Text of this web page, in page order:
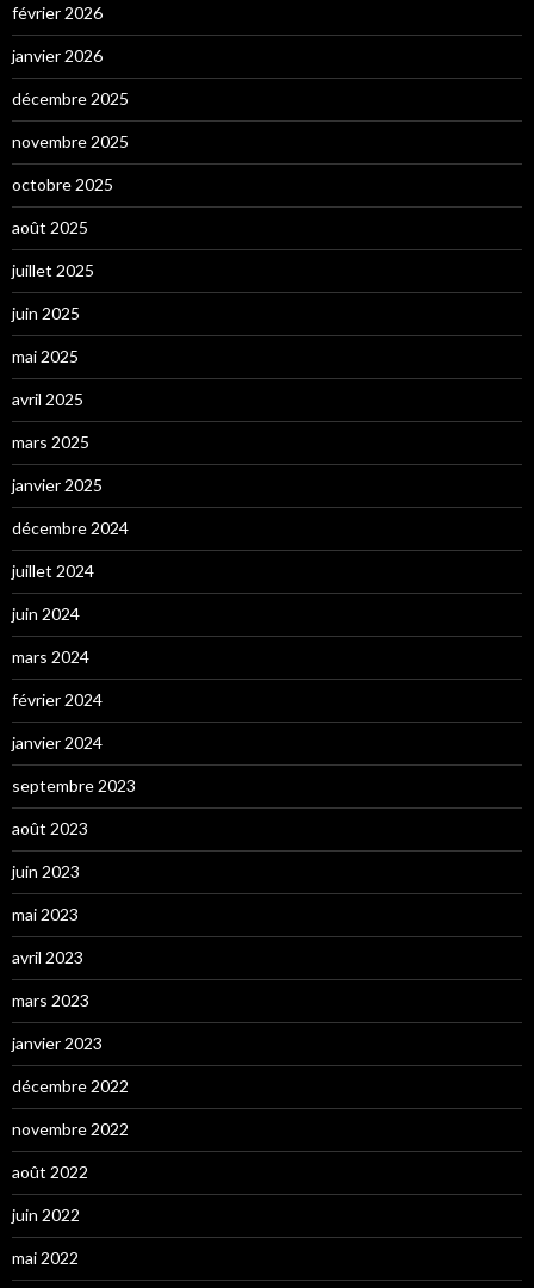
février 2026
janvier 2026
décembre 2025
novembre 2025
octobre 2025
août 2025
juillet 2025
juin 2025
mai 2025
avril 2025
mars 2025
janvier 2025
décembre 2024
juillet 2024
juin 2024
mars 2024
février 2024
janvier 2024
septembre 2023
août 2023
juin 2023
mai 2023
avril 2023
mars 2023
janvier 2023
décembre 2022
novembre 2022
août 2022
juin 2022
mai 2022